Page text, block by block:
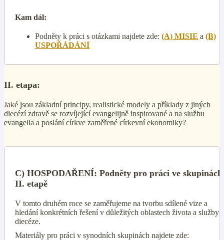
Kam dál:
Podněty k práci s otázkami najdete zde: (A) MISIE a (B)
USPOŘÁDÁNÍ
II. etapa:
Jaké jsou základní principy, realistické modely a příklady z jiných
diecézí zdravě se rozvíjející evangelijně inspirované a na službu
evangelia a poslání církve zaměřené církevní ekonomiky?
C) HOSPODAŘENÍ: Podněty pro práci ve
II. etapě
V tomto druhém roce se zaměřujeme na tvorbu sdílené vize a
hledání konkrétních řešení v důležitých oblastech života a služby
diecéze.
Materiály pro práci v synodních skupinách najdete zde: